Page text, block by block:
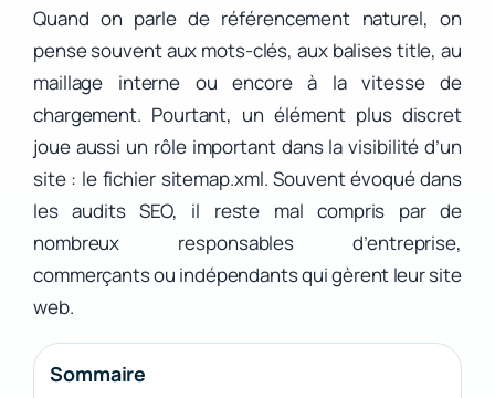
Quand on parle de référencement naturel, on
pense souvent aux mots-clés, aux balises title, au
maillage interne ou encore à la vitesse de
chargement. Pourtant, un élément plus discret
joue aussi un rôle important dans la visibilité d’un
site : le fichier sitemap.xml. Souvent évoqué dans
les audits SEO, il reste mal compris par de
nombreux responsables d’entreprise,
commerçants ou indépendants qui gèrent leur site
web.
Sommaire